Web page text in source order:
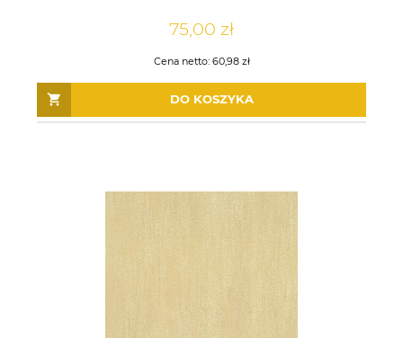
75,00 zł
Cena netto: 60,98 zł
DO KOSZYKA